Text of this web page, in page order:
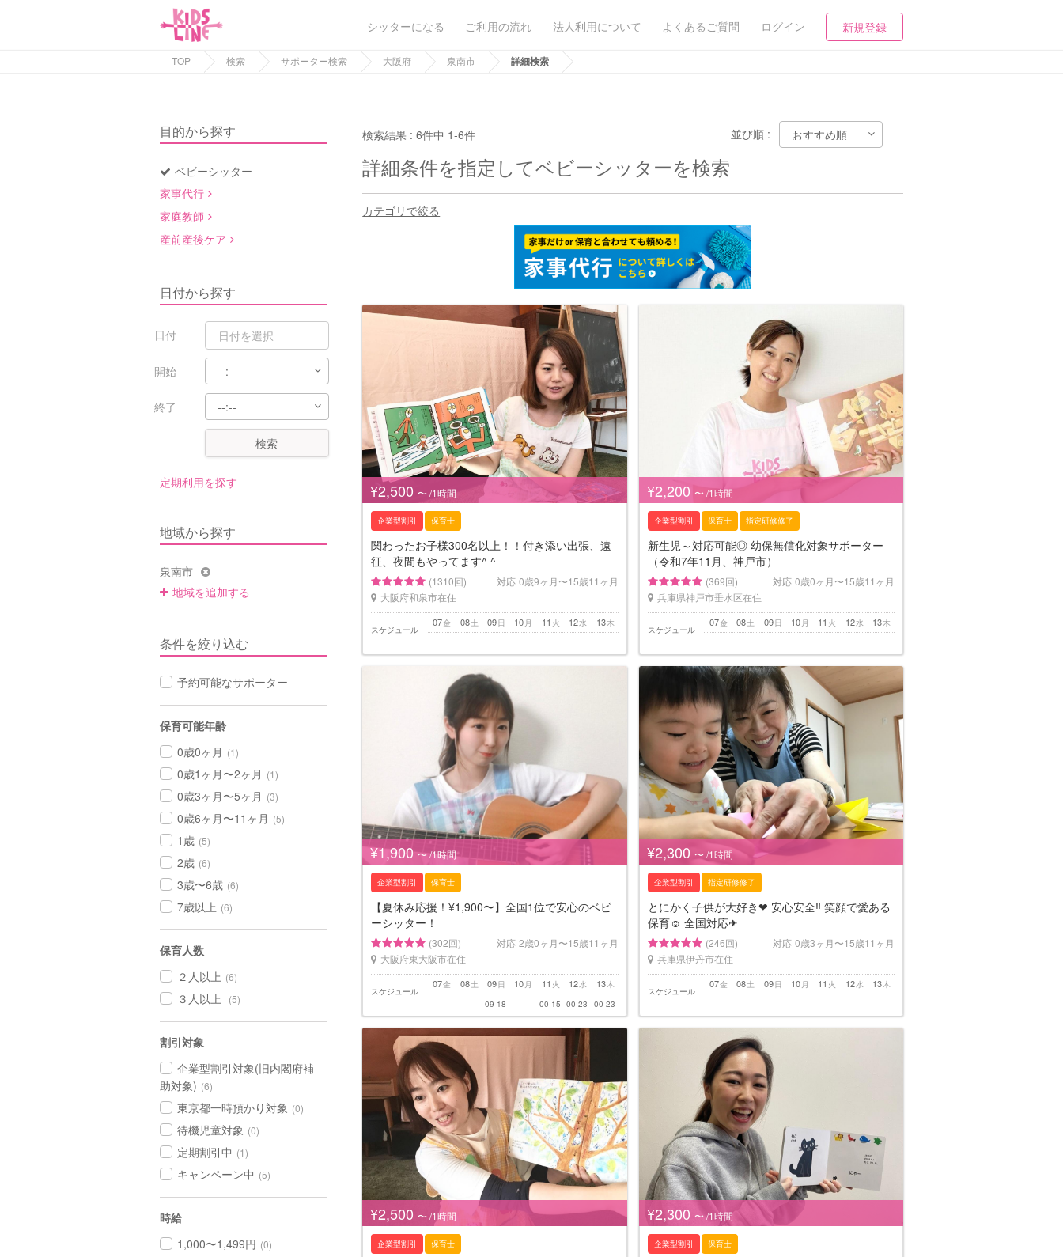
シッターになる ご利用の流れ 法人利用について よくあるご質問 ログイン 新規登録
TOP 検索 サポーター検索 大阪府 泉南市 詳細検索
目的から探す
ベビーシッター
家事代行
家庭教師
産前産後ケア
日付から探す
日付
開始
終了
検索
定期利用を探す
地域から探す
泉南市
地域を追加する
条件を絞り込む
予約可能なサポーター
保育可能年齢
0歳0ヶ月 (1)
0歳1ヶ月〜2ヶ月 (1)
0歳3ヶ月〜5ヶ月 (3)
0歳6ヶ月〜11ヶ月 (5)
1歳 (5)
2歳 (6)
3歳〜6歳 (6)
7歳以上 (6)
保育人数
２人以上 (6)
３人以上 (5)
割引対象
企業型割引対象(旧内閣府補
助対象) (6)
東京都一時預かり対象 (0)
待機児童対象 (0)
定期割引中 (1)
キャンペーン中 (5)
時給
1,000〜1,499円 (0)
検索結果 :6件中 1-6件 並び順 :
詳細条件を指定してベビーシッターを検索
カテゴリで絞る
¥2,500 〜 /1時間
企業型割引 保育士
関わったお子様300名以上！！付き添い出張、遠
征、夜間もやってます^ ^
(1310回) 対応 0歳9ヶ月〜15歳11ヶ月
大阪府和泉市在住
スケジュール
金
07 土
08 日
09 月
10 火
11 水
12 木
13
¥2,200 〜 /1時間
企業型割引 保育士 指定研修修了
新生児～対応可能◎ 幼保無償化対象サポーター
（令和7年11月、神戸市）
(369回) 対応 0歳0ヶ月〜15歳11ヶ月
兵庫県神戸市垂水区在住
スケジュール
金
07 土
08 日
09 月
10 火
11 水
12 木
13
¥1,900 〜 /1時間
企業型割引 保育士
【夏休み応援！¥1,900〜】全国1位で安心のベビ
ーシッター！
(302回) 対応 2歳0ヶ月〜15歳11ヶ月
大阪府東大阪市在住
スケジュール
金
07 土
08 日
09 月
10 火
11 水
12 木
13
09-18 00-15 00-23 00-23
¥2,300 〜 /1時間
企業型割引 指定研修修了
とにかく子供が大好き❤︎ 安心安全‼︎ 笑顔で愛ある
保育☺︎ 全国対応✈︎
(246回) 対応 0歳3ヶ月〜15歳11ヶ月
兵庫県伊丹市在住
スケジュール
金
07 土
08 日
09 月
10 火
11 水
12 木
13
¥2,500 〜 /1時間
企業型割引 保育士
¥2,300 〜 /1時間
企業型割引 保育士